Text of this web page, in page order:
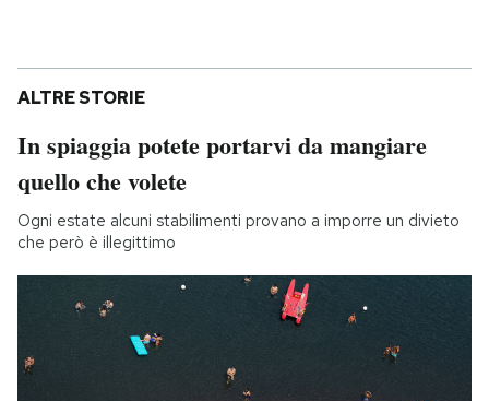
ALTRE STORIE
In spiaggia potete portarvi da mangiare
quello che volete
Ogni estate alcuni stabilimenti provano a imporre un divieto
che però è illegittimo